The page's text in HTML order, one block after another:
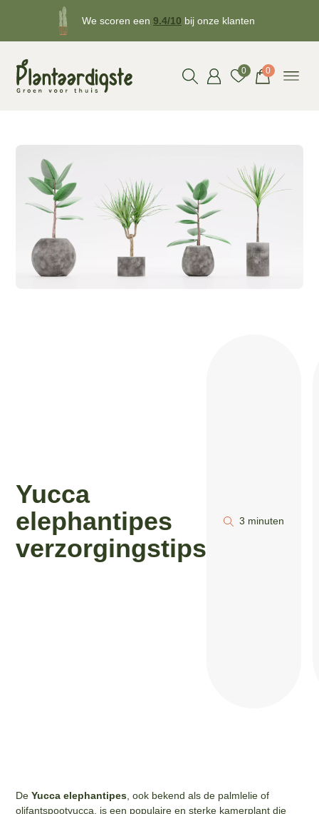
We scoren een 9.4/10 bij onze klanten
0 0
Yucca
elephantipes
verzorgingstips
3 minuten
DeYucca elephantipes , ook bekend als de palmlelie of
olifantspootyucca, is een populaire en sterke kamerplant die